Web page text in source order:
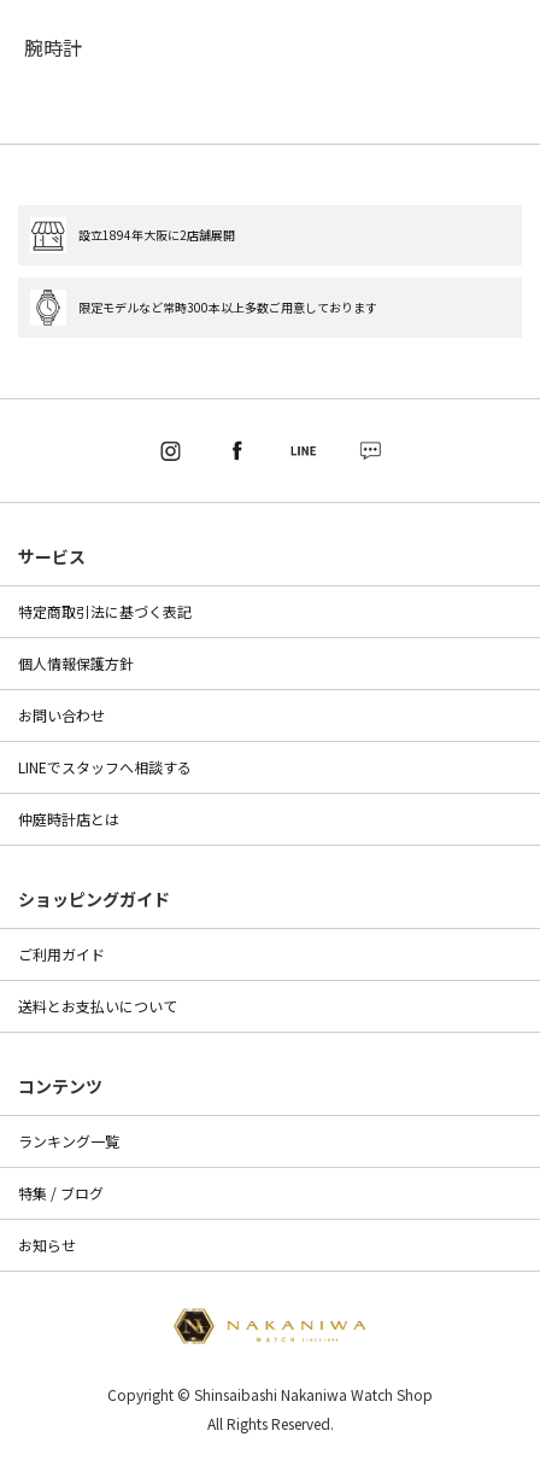
腕時計
設立1894年大阪に2店舗展開
限定モデルなど常時300本以上多数ご用意しております
サービス
特定商取引法に基づく表記
個人情報保護方針
お問い合わせ
LINEでスタッフへ相談する
仲庭時計店とは
ショッピングガイド
ご利用ガイド
送料とお支払いについて
コンテンツ
ランキング一覧
特集 / ブログ
お知らせ
Copyright © Shinsaibashi Nakaniwa Watch Shop
All Rights Reserved.